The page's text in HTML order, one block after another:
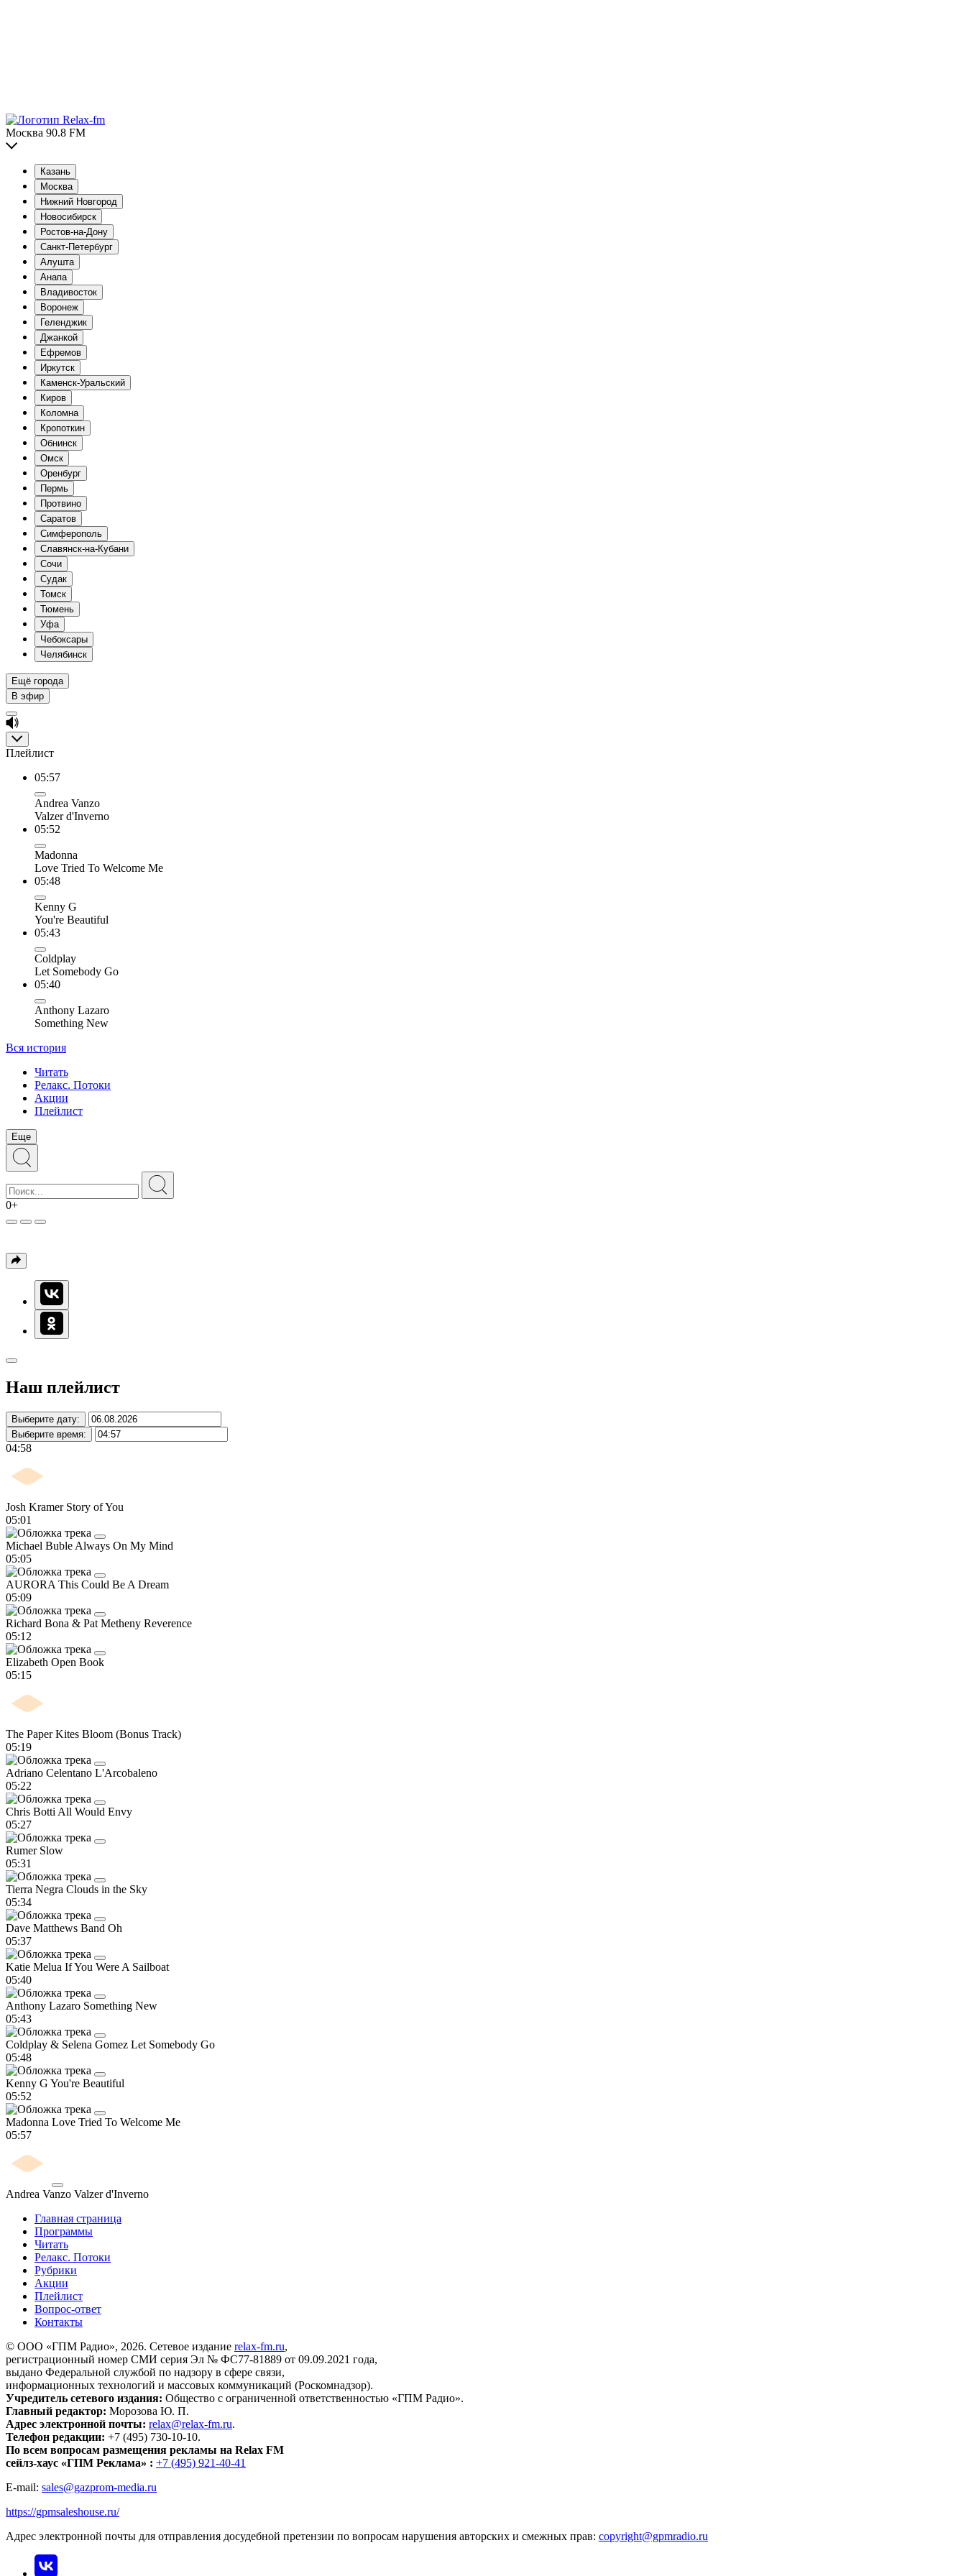
Москва 90.8 FM
Казань
Москва
Нижний Новгород
Новосибирск
Ростов-на-Дону
Санкт-Петербург
Алушта
Анапа
Владивосток
Воронеж
Геленджик
Джанкой
Ефремов
Иркутск
Каменск-Уральский
Киров
Коломна
Кропоткин
Обнинск
Омск
Оренбург
Пермь
Протвино
Саратов
Симферополь
Славянск-на-Кубани
Сочи
Судак
Томск
Тюмень
Уфа
Чебоксары
Челябинск
Ещё города
В эфир
Плейлист
05:57
Andrea Vanzo
Valzer d'Inverno
05:52
Madonna
Love Tried To Welcome Me
05:48
Kenny G
You're Beautiful
05:43
Coldplay
Let Somebody Go
05:40
Anthony Lazaro
Something New
Вся история
Читать
Релакс. Потоки
Акции
Плейлист
Еще
0+
Наш плейлист
Выберите дату:
Выберите время:
04:58
Josh Kramer Story of You
05:01
Michael Buble Always On My Mind
05:05
AURORA This Could Be A Dream
05:09
Richard Bona & Pat Metheny Reverence
05:12
Elizabeth Open Book
05:15
The Paper Kites Bloom (Bonus Track)
05:19
Adriano Celentano L'Arcobaleno
05:22
Chris Botti All Would Envy
05:27
Rumer Slow
05:31
Tierra Negra Clouds in the Sky
05:34
Dave Matthews Band Oh
05:37
Katie Melua If You Were A Sailboat
05:40
Anthony Lazaro Something New
05:43
Coldplay & Selena Gomez Let Somebody Go
05:48
Kenny G You're Beautiful
05:52
Madonna Love Tried To Welcome Me
05:57
Andrea Vanzo Valzer d'Inverno
Главная страница
Программы
Читать
Релакс. Потоки
Рубрики
Акции
Плейлист
Вопрос-ответ
Контакты
© ООО «ГПМ Радио», 2026. Сетевое издание relax-fm.ru,
регистрационный номер СМИ серия Эл № ФС77-81889 от 09.09.2021 года,
выдано Федеральной службой по надзору в сфере связи,
информационных технологий и массовых коммуникаций (Роскомнадзор).
Учредитель сетевого издания: Общество с ограниченной ответственностью «ГПМ Радио».
Главный редактор: Морозова Ю. П.
Адрес электронной почты: relax@relax-fm.ru.
Телефон редакции: +7 (495) 730-10-10.
По всем вопросам размещения рекламы на Relax FM
сейлз-хаус «ГПМ Реклама» : +7 (495) 921-40-41
E-mail: sales@gazprom-media.ru
https://gpmsaleshouse.ru/
Адрес электронной почты для отправления досудебной претензии по вопросам нарушения авторских и смежных прав: copyright@gpmradio.ru